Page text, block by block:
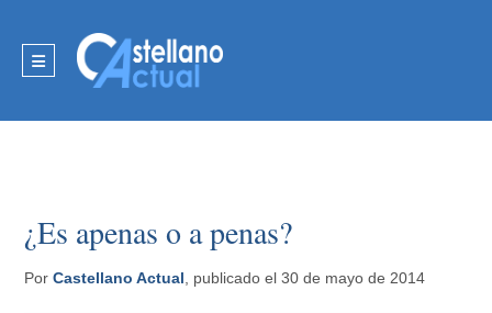
¿Es apenas o a penas?
PorCastellano Actual , publicado el 30 de mayo de 2014